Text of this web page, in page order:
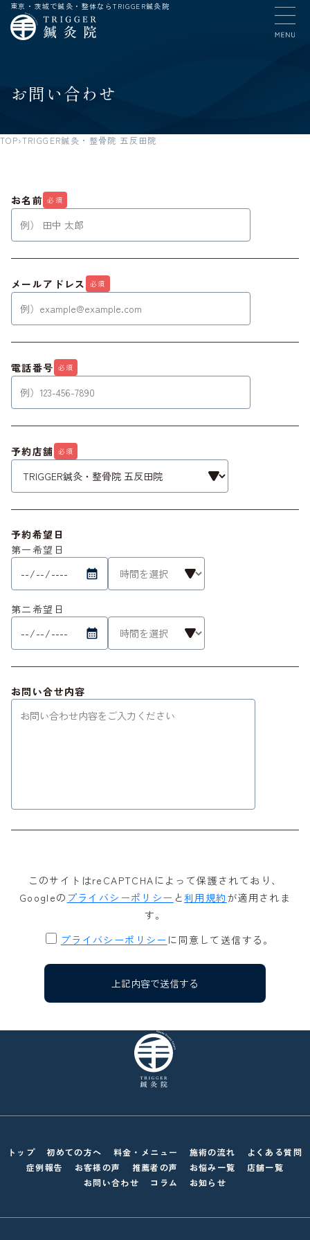
東京・茨城で鍼灸・整体ならTRIGGER鍼灸院
お問い合わせ
TOP TRIGGER鍼灸・整骨院 五反田院
お名前 必須
メールアドレス 必須
電話番号 必須
予約店舗 必須
予約希望日
第一希望日
第二希望日
お問い合せ内容
このサイトはreCAPTCHAによって保護されており、
Googleの プライバシーポリシー と利用規約 が適用されま
す。
プライバシーポリシー に同意して送信する。
トップ 初めての方へ 料金・メニュー 施術の流れ
よくある質問
症例報告
お客様の声 推薦者の声 お悩み一覧
店舗一覧
お問い合わせ
コラム お知らせ